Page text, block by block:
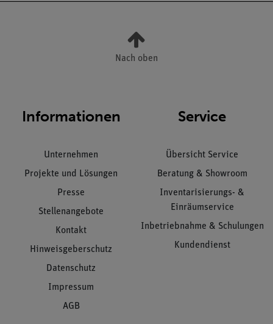
Nach oben
Informationen
Unternehmen
Projekte und Lösungen
Presse
Stellenangebote
Kontakt
Hinweisgeberschutz
Datenschutz
Impressum
AGB
Service
Übersicht Service
Beratung & Showroom
Inventarisierungs- &
Einräumservice
Inbetriebnahme & Schulungen
Kundendienst